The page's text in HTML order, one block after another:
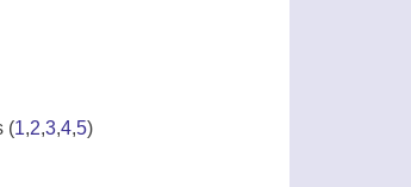
(1,2,3,4,5)